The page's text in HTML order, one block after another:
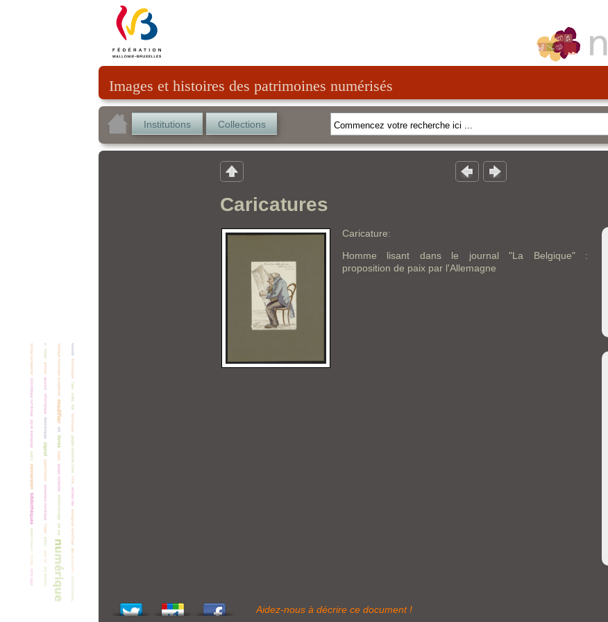
Images et histoires des patrimoines numérisés
Institutions Collections
Caricatures
Caricature:
Homme lisant dans le journal "La Belgique" :
proposition de paix par l'Allemagne
Aidez-nous à décrire ce document !